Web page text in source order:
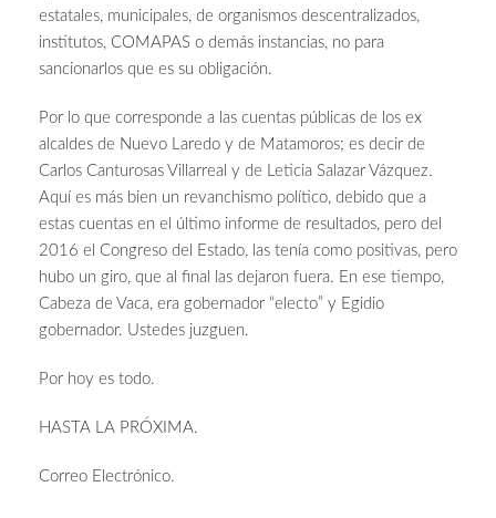
estatales, municipales, de organismos descentralizados,
institutos, COMAPAS o demás instancias, no para
sancionarlos que es su obligación.
Por lo que corresponde a las cuentas públicas de los ex
alcaldes de Nuevo Laredo y de Matamoros; es decir de
Carlos Canturosas Villarreal y de Leticia Salazar Vázquez.
Aquí es más bien un revanchismo político, debido que a
estas cuentas en el último informe de resultados, pero del
2016 el Congreso del Estado, las tenía como positivas, pero
hubo un giro, que al final las dejaron fuera. En ese tiempo,
Cabeza de Vaca, era gobernador “electo” y Egidio
gobernador. Ustedes juzguen.
Por hoy es todo.
HASTA LA PRÓXIMA.
Correo Electrónico.